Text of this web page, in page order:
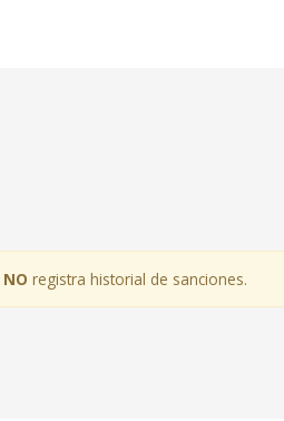
NO registra historial de sanciones.